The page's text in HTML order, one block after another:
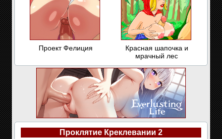
Проект Фелиция
Красная шапочка и
мрачный лес
Проклятие Креклевании 2